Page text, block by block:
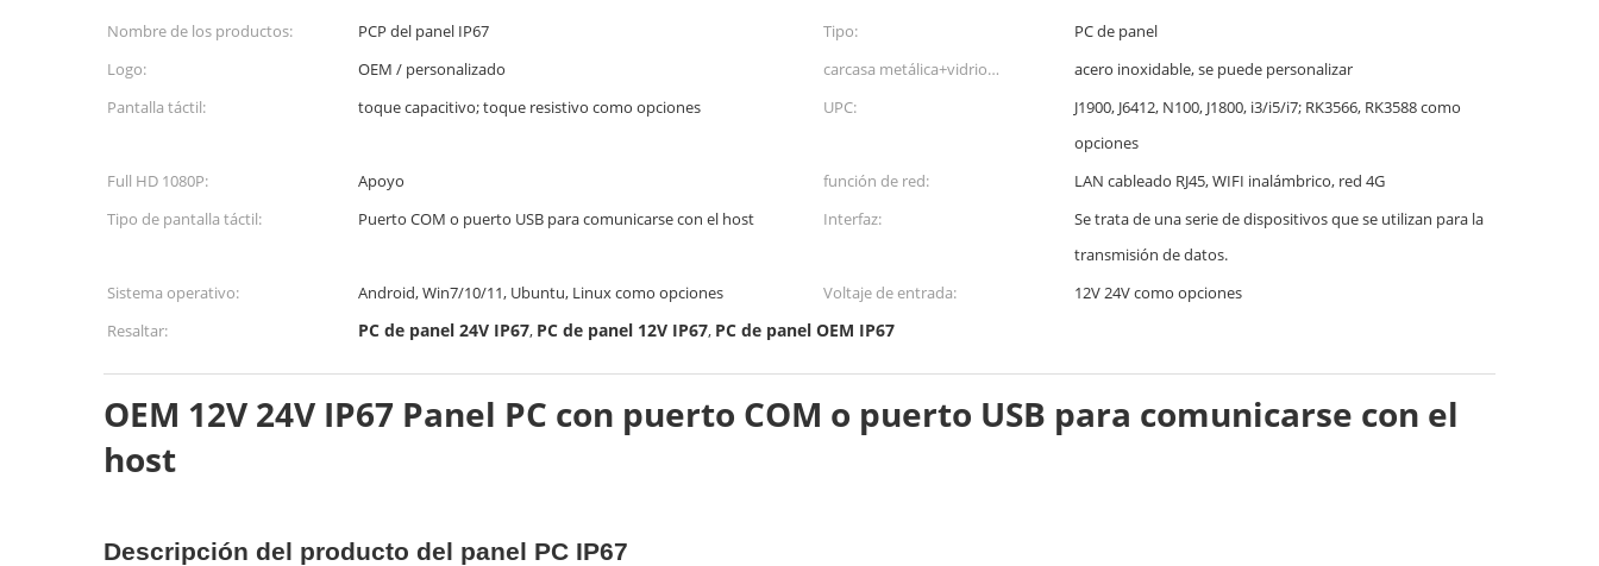
Nombre de los productos: PCP del panel IP67 Tipo:
PC de panel
Logo:
OEM / personalizado
carcasa metálica+vidrio
templado:
acero inoxidable, se puede personalizar
Pantalla táctil:
toque capacitivo; toque resistivo como opciones UPC:
J1900, J6412, N100, J1800, i3/i5/i7; RK3566, RK3588 como
opciones
Full HD 1080P:
Apoyo función de red:
LAN cableado RJ45, WIFI inalámbrico, red 4G
Tipo de pantalla táctil:
Puerto COM o puerto USB para comunicarse con el host Interfaz:
Se trata de una serie de dispositivos que se utilizan para la
transmisión de datos.
Sistema operativo:
Android, Win7/10/11, Ubuntu, Linux como opciones Voltaje de entrada:
12V 24V como opciones
Resaltar:
PC de panel 24V IP67, PC de panel 12V IP67, PC de panel OEM IP67
OEM 12V 24V IP67 Panel PC con puerto COM o puerto USB para comunicarse con el
host
Descripción del producto del panel PC IP67